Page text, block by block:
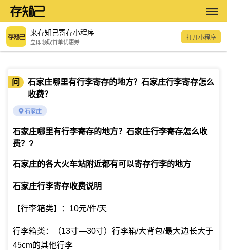
来存知己寄存小程序
立即领取首单优惠券
打开小程序
问
石家庄哪里有行李寄存的地方？石家庄行李寄存怎么
收费？
石家庄
石家庄哪里有行李寄存的地方？石家庄行李寄存怎么收
费？ ?
石家庄的各大火车站附近都有可以寄存行李的地方
石家庄行李寄存收费说明
【行李箱类】：10元/件/天
行李箱类：（13寸—30寸）行李箱/大背包/最大边长大于
45cm的其他行李